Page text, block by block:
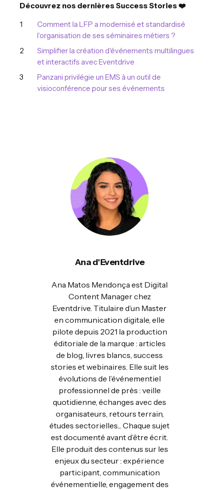
Découvrez nos dernières Success Stories ❤️
Comment la LFP a modernisé et standardisé
l’organisation de ses séminaires métiers ?
Simplifier la création d'événements multilingues
et interactifs avec Eventdrive
Panzani privilégie un EMS à un outil de
visioconférence pour ses événements
Ana d'Eventdrive
Ana Matos Mendonça est Digital
Content Manager chez
Eventdrive. Titulaire d’un Master
en communication digitale, elle
pilote depuis 2021 la production
éditoriale de la marque : articles
de blog, livres blancs, success
stories et webinaires. Elle suit les
évolutions de l’événementiel
professionnel de près : veille
quotidienne, échanges avec des
organisateurs, retours terrain,
études sectorielles... Chaque sujet
est documenté avant d’être écrit.
Elle produit des contenus sur les
enjeux du secteur : expérience
participant, communication
événementielle, engagement des